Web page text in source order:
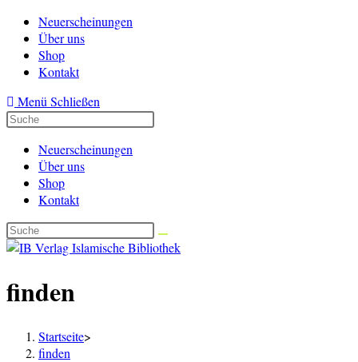
Zum
Inhalt
springen
Neuerscheinungen
Über uns
Shop
Kontakt
Menü Schließen
Neuerscheinungen
Über uns
Shop
Kontakt
finden
Startseite>
finden